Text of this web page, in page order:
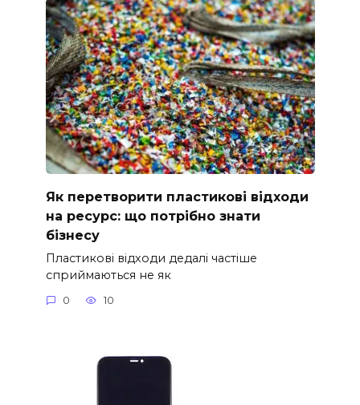
Як перетворити пластикові відходи
на ресурс: що потрібно знати
бізнесу
Пластикові відходи дедалі частіше
сприймаються не як
0 10